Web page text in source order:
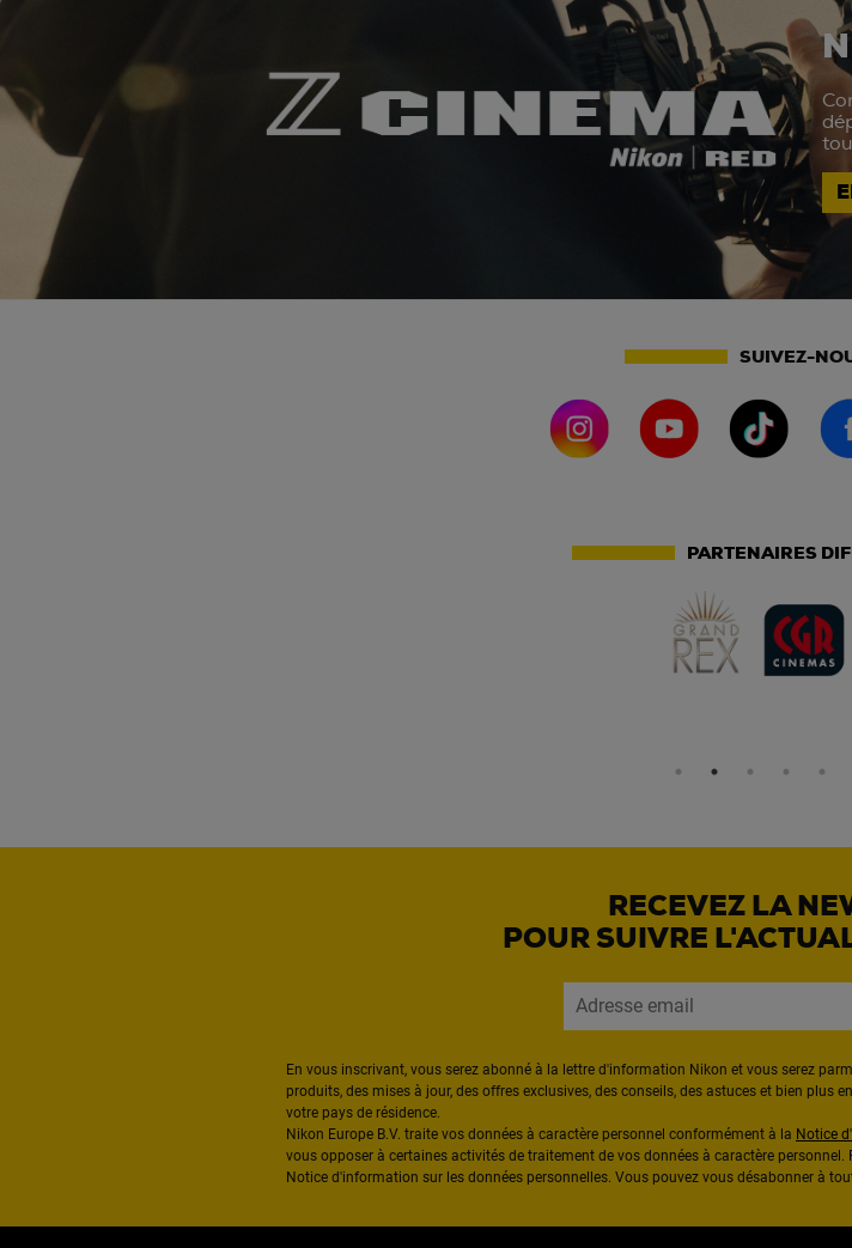
SUIVEZ-
PARTENAIRES
RECEVEZ LA
POUR SUIVRE
En vous inscrivant, vous serez abonné à la lettre d'information Nikon et vous serez
produits, des mises à jour, des offres exclusives, des conseils, des astuces et bien plus
votre pays de résidence.
Nikon Europe B.V. traite vos données à caractère personnel conformément à la Notice
vous opposer à certaines activités de traitement de vos données à caractère
Notice d'information sur les données personnelles. Vous pouvez vous désabonner à